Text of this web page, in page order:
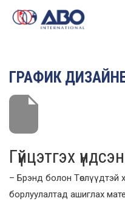
ГРАФИК
Гүйцэтгэх үндсэн
– Брэнд болон Төслүүдтэй
борлуулалтад ашиглах